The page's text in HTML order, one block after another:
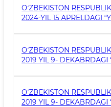
AUTSORSING ASOSIDA
TOMONIDAN AMALGA
O‘ZBEKISTON
2024-YIL 15 APRELDAGI “YO‘L XO‘JALIGI
CHORA-TADBIRLARI
MUNOSABATI BILAN
RESPUBLIKASI
SHUNING
O‘ZBEKISTON
2019 YIL 9- DEKABRDAGI
TAKOMILLASHTIRISHGA
TADBIRLAR
O‘ZBEKISTON
2019 YIL 9- DEKABRDAGI